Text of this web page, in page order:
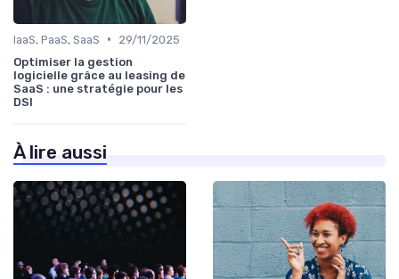
IaaS, PaaS, SaaS •
29/11/2025
Optimiser la gestion
logicielle grâce au leasing de
SaaS : une stratégie pour les
DSI
À lire aussi